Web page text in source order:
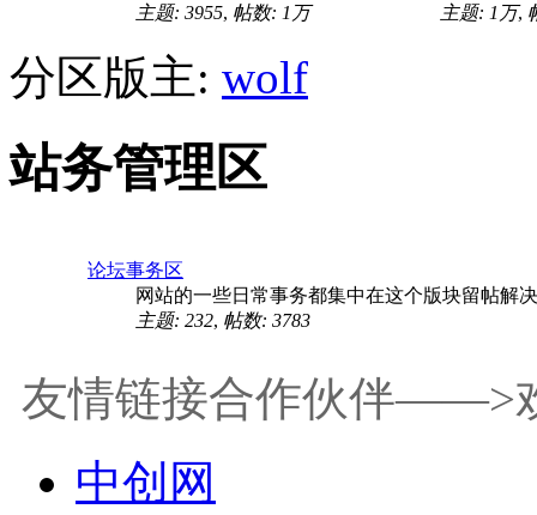
主题: 3955, 帖数: 1万
主题: 1万,
分区版主: wolf
站务管理区
论坛事务区
网站的一些日常事务都集中在这个版块留帖解
主题: 232, 帖数: 3783
友情链接合作伙伴——>
中创网